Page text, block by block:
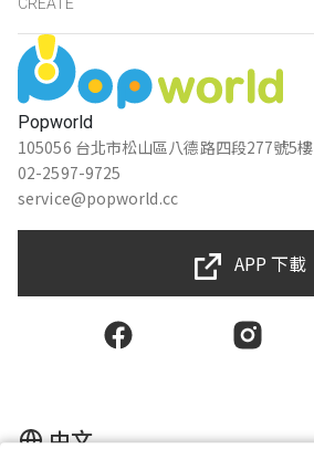
Popworld
105056 台北市松山區八德路四段277號5樓
02-2597-9725
service@popworld.cc
APP 下載
中文